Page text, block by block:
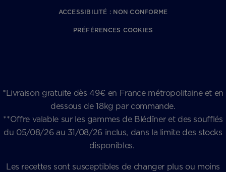
ACCESSIBILITÉ : NON CONFORME
PRÉFÉRENCES COOKIES
*Livraison gratuite dès 49€ en France métropolitaine et en
dessous de 18kg par commande.
**Offre valable sur les gammes de Blédîner et des soufflés
du 05/08/26 au 31/08/26 inclus, dans la limite des stocks
disponibles.
Les recettes sont susceptibles de changer plus ou moins